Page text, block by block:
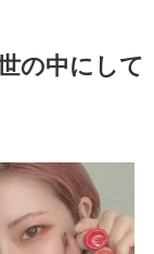
の中にして